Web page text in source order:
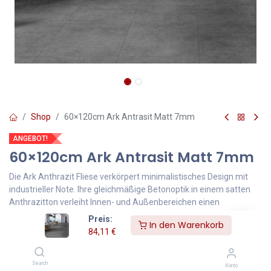
Preis:
84,11 €
In den Warenkorb
Search Konto
Shop 60×120cm Ark Antrasit Matt 7mm
ANGEBOT!
60×120cm Ark Antrasit Matt 7mm
Die Ark Anthrazit Fliese verkörpert minimalistisches Design mit
industrieller Note. Ihre gleichmäßige Betonoptik in einem satten
Anthrazitton verleiht Innen- und Außenbereichen einen
markanten, zeitgemäßen Look. Dank ihrer zurückhaltenden
Farbgebung lässt sie sich hervorragend mit Holz, Metall und Glas
kombinieren und passt in moderne wie auch klassische
Architekturkonzepte.